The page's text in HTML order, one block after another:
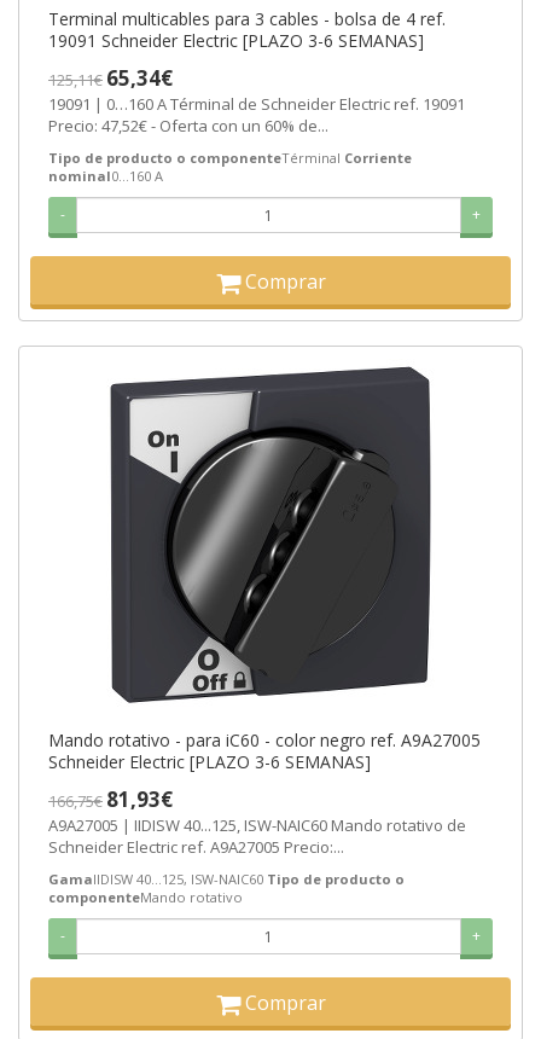
Terminal multicables para 3 cables - bolsa de 4 ref.
19091 Schneider Electric [PLAZO 3-6 SEMANAS]
125,11€ 65,34€
19091 | 0…160 A Términal de Schneider Electric ref. 19091
Precio: 47,52€ - Oferta con un 60% de...
Tipo de producto o componenteTérminal Corriente
nominal0…160 A
- +
Comprar
Mando rotativo - para iC60 - color negro ref. A9A27005
Schneider Electric [PLAZO 3-6 SEMANAS]
166,75€ 81,93€
A9A27005 | IIDISW 40...125, ISW-NAIC60 Mando rotativo de
Schneider Electric ref. A9A27005 Precio:...
GamaIIDISW 40...125, ISW-NAIC60 Tipo de producto o
componenteMando rotativo
- +
Comprar